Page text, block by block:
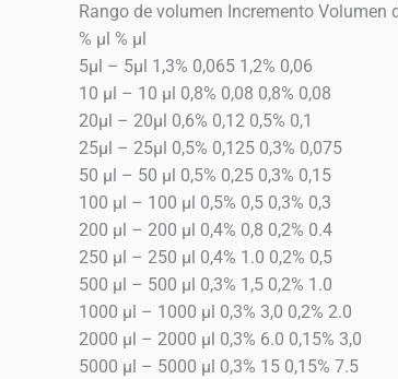
Rango de volumen Incremento Volumen
% μl % μl
5μl – 5μl 1,3% 0,065 1,2% 0,06
10 μl – 10 μl 0,8% 0,08 0,8% 0,08
20μl – 20μl 0,6% 0,12 0,5% 0,1
25μl – 25μl 0,5% 0,125 0,3% 0,075
50 μl – 50 μl 0,5% 0,25 0,3% 0,15
100 μl – 100 μl 0,5% 0,5 0,3% 0,3
200 μl – 200 μl 0,4% 0,8 0,2% 0.4
250 μl – 250 μl 0,4% 1.0 0,2% 0,5
500 μl – 500 μl 0,3% 1,5 0,2% 1.0
1000 μl – 1000 μl 0,3% 3,0 0,2% 2.0
2000 μl – 2000 μl 0,3% 6.0 0,15% 3,0
5000 μl – 5000 μl 0,3% 15 0,15% 7.5